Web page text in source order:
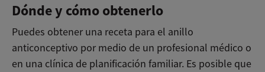
Dónde y cómo obtenerlo
Puedes obtener una receta para el anillo
anticonceptivo por medio de un profesional médico o
en una clínica de planificación familiar. Es posible que